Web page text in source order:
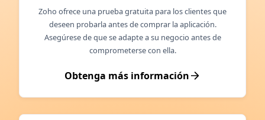
Zoho ofrece una prueba gratuita para los clientes que
deseen probarla antes de comprar la aplicación.
Asegúrese de que se adapte a su negocio antes de
comprometerse con ella.
Obtenga más información